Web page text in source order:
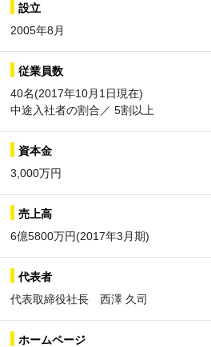
設立
2005年8月
従業員数
40名(2017年10月1日現在)
中途入社者の割合／ 5割以上
資本金
3,000万円
売上高
6億5800万円(2017年3月期)
代表者
代表取締役社長 西澤 久司
ホームページ